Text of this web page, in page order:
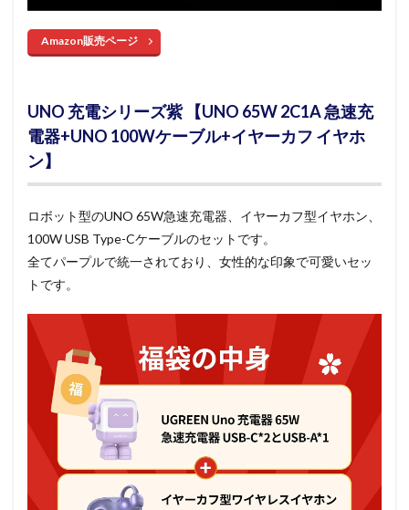
Amazon販売ページ
UNO 充電シリーズ紫 【UNO 65W 2C1A 急速充
電器+UNO 100Wケーブル+イヤーカフ イヤホ
ン】
ロボット型のUNO 65W急速充電器、イヤーカフ型イヤホン、
100W USB Type-Cケーブルのセットです。
全てパープルで統一されており、女性的な印象で可愛いセッ
トです。